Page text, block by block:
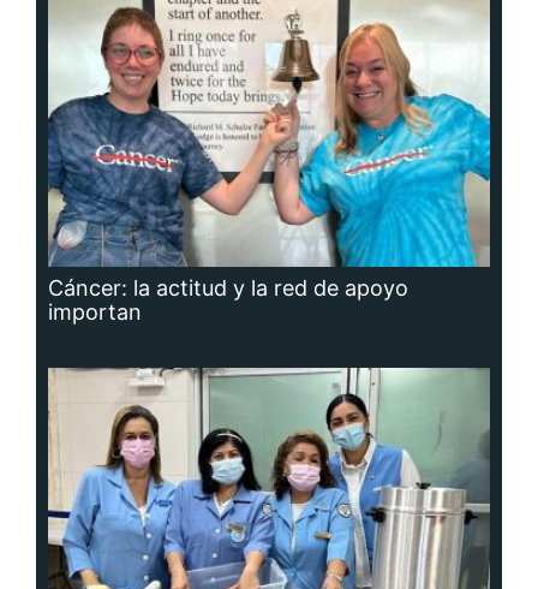
Cáncer: la actitud y la red de apoyo
importan